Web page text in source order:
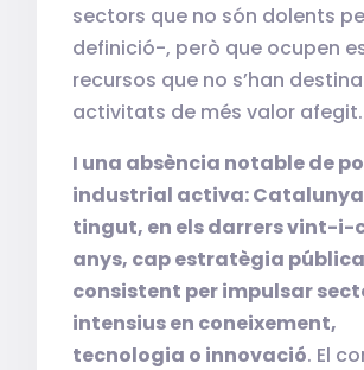
sectors que no són dolents
definició-, però que ocupen
recursos que no s’han
activitats de més valor afegit.
I una absència notable de
industrial activa: Catalunya
tingut, en els darrers vint-i-
anys, cap estratègia pública
consistent per impulsar
intensius en coneixement,
tecnologia o innovació. El